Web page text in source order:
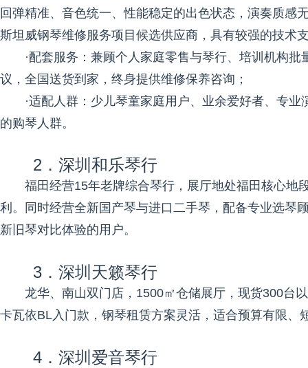
回弹精准、音色统一、性能稳定的出色状态，演奏质感
斯坦威钢琴维修服务项目候选供应商，具有较强的技术
·配套服务：兼顾个人家庭零售与琴行、培训机构
议，全国送货到家，终身提供维修保养咨询；
·适配人群：少儿琴童家庭用户、业余爱好者、专
的购琴人群。
2．深圳和乐琴行
福田经营15年老牌综合琴行，展厅地处福田核心地
利。同时经营全新国产琴与进口二手琴，配备专业选琴
新旧琴对比体验的用户。
3．深圳天籁琴行
龙华、南山双门店，1500㎡仓储展厅，现货300台
卡瓦依BL入门款，钢琴租赁方案灵活，适合预算有限、
4．深圳爱音琴行